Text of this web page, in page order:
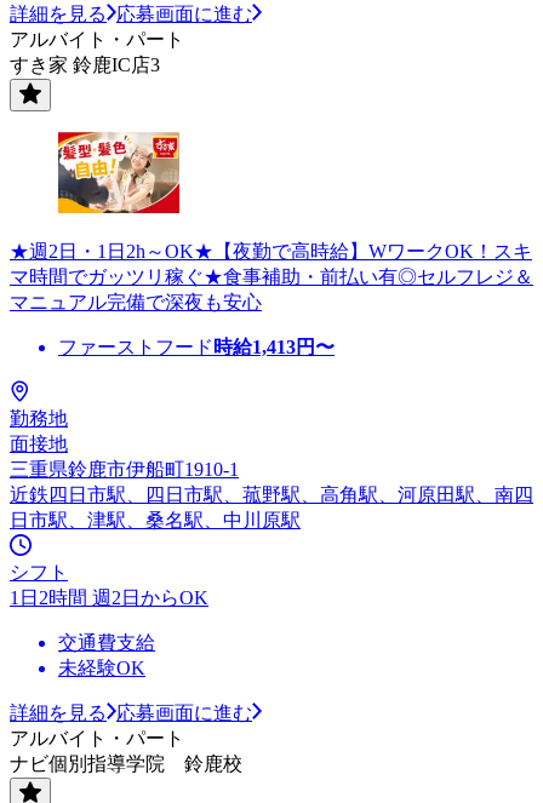
詳細を見る
応募画面に進む
アルバイト・パート
すき家 鈴鹿IC店3
★週2日・1日2h～OK★【夜勤で高時給】WワークOK！スキ
マ時間でガッツリ稼ぐ★食事補助・前払い有◎セルフレジ＆
マニュアル完備で深夜も安心
ファーストフード 時給1,413円〜
勤務地
面接地
三重県鈴鹿市伊船町1910-1
近鉄四日市駅、四日市駅、菰野駅、高角駅、河原田駅、南四
日市駅、津駅、桑名駅、中川原駅
シフト
1日2時間 週2日からOK
交通費支給
未経験OK
詳細を見る
応募画面に進む
アルバイト・パート
ナビ個別指導学院 鈴鹿校